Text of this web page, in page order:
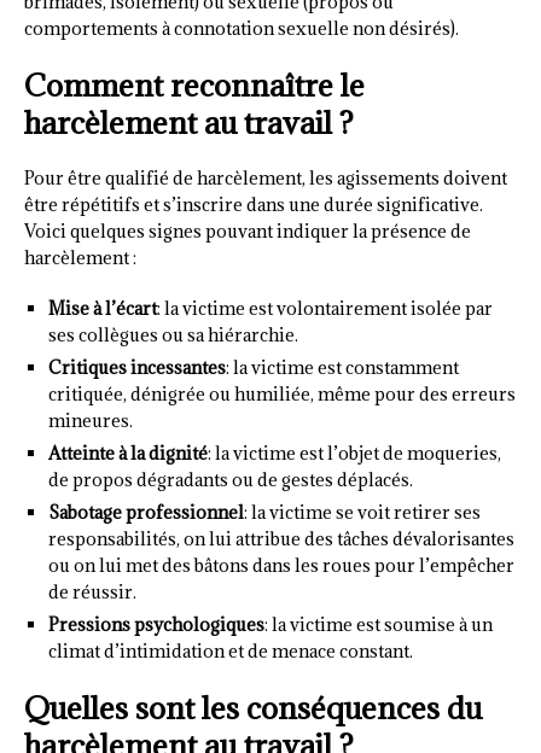
comportements à connotation sexuelle non désirés).
Comment reconnaître le
harcèlement au travail ?
Pour être qualifié de harcèlement, les agissements doivent
être répétitifs et s’inscrire dans une durée significative.
Voici quelques signes pouvant indiquer la présence de
harcèlement :
Mise à l’écart: la victime est volontairement isolée par
ses collègues ou sa hiérarchie.
Critiques incessantes: la victime est constamment
critiquée, dénigrée ou humiliée, même pour des erreurs
mineures.
Atteinte à la dignité: la victime est l’objet de moqueries,
de propos dégradants ou de gestes déplacés.
Sabotage professionnel: la victime se voit retirer ses
responsabilités, on lui attribue des tâches dévalorisantes
ou on lui met des bâtons dans les roues pour l’empêcher
de réussir.
Pressions psychologiques: la victime est soumise à un
climat d’intimidation et de menace constant.
Quelles sont les conséquences du